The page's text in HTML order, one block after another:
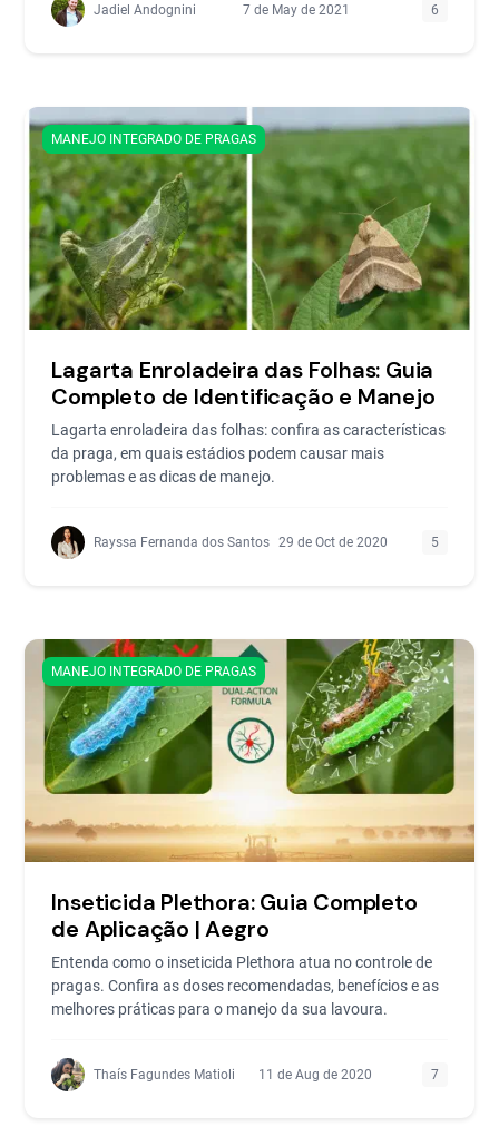
Jadiel Andognini 7 de May de 2021 6
MANEJO INTEGRADO DE PRAGAS
Lagarta Enroladeira das Folhas: Guia
Completo de Identificação e Manejo
Lagarta enroladeira das folhas: confira as características
da praga, em quais estádios podem causar mais
problemas e as dicas de manejo.
Rayssa Fernanda dos Santos 29 de Oct de 2020 5
MANEJO INTEGRADO DE PRAGAS
Inseticida Plethora: Guia Completo
de Aplicação | Aegro
Entenda como o inseticida Plethora atua no controle de
pragas. Confira as doses recomendadas, benefícios e as
melhores práticas para o manejo da sua lavoura.
Thaís Fagundes Matioli 11 de Aug de 2020 7